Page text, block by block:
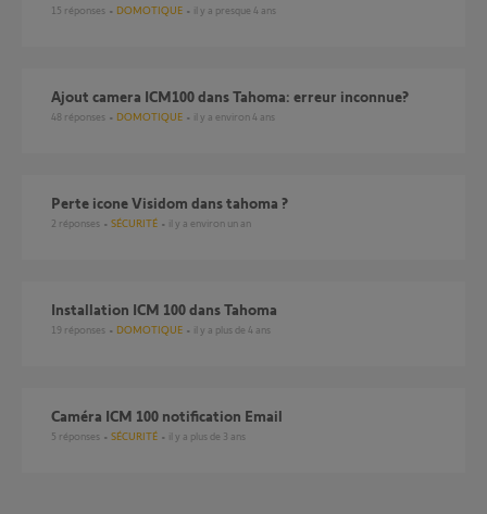
15 réponses DOMOTIQUE il y a presque 4 ans
Ajout camera ICM100 dans Tahoma: erreur inconnue?
48 réponses DOMOTIQUE il y a environ 4 ans
Perte icone Visidom dans tahoma ?
2 réponses SÉCURITÉ il y a environ un an
Installation ICM 100 dans Tahoma
19 réponses DOMOTIQUE il y a plus de 4 ans
Caméra ICM 100 notification Email
5 réponses SÉCURITÉ il y a plus de 3 ans